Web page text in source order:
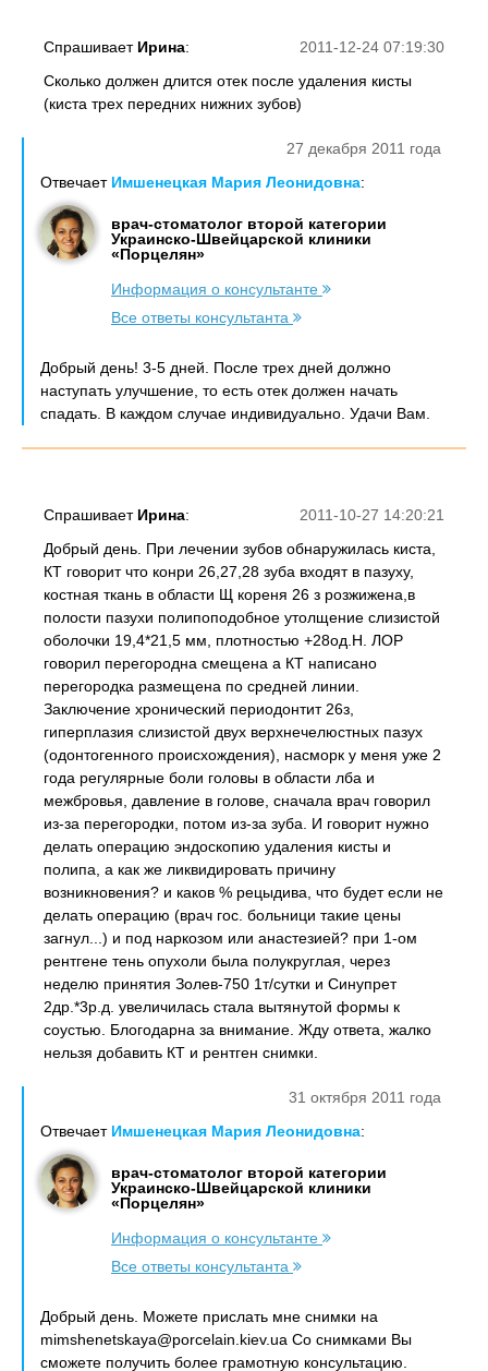
2011-12-24 07:19:30
Спрашивает Ирина:
Сколько должен длится отек после удаления кисты
(киста трех передних нижних зубов)
27 декабря 2011 года
Отвечает Имшенецкая Мария Леонидовна:
врач-стоматолог второй категории
Украинско-Швейцарской клиники
«Порцелян»
Информация о консультанте
Все ответы консультанта
Добрый день! 3-5 дней. После трех дней должно
наступать улучшение, то есть отек должен начать
спадать. В каждом случае индивидуально. Удачи Вам.
2011-10-27 14:20:21
Спрашивает Ирина:
Добрый день. При лечении зубов обнаружилась киста,
КТ говорит что конри 26,27,28 зуба входят в пазуху,
костная ткань в области Щ кореня 26 з розжижена,в
полости пазухи полипоподобное утолщение слизистой
оболочки 19,4*21,5 мм, плотностью +28од.Н. ЛОР
говорил перегородна смещена а КТ написано
перегородка размещена по средней линии.
Заключение хронический периодонтит 26з,
гиперплазия слизистой двух верхнечелюстных пазух
(одонтогенного происхождения), насморк у меня уже 2
года регулярные боли головы в области лба и
межбровья, давление в голове, сначала врач говорил
из-за перегородки, потом из-за зуба. И говорит нужно
делать операцию эндоскопию удаления кисты и
полипа, а как же ликвидировать причину
возникновения? и каков % рецыдива, что будет если не
делать операцию (врач гос. больници такие цены
загнул...) и под наркозом или анастезией? при 1-ом
рентгене тень опухоли была полукруглая, через
неделю принятия Золев-750 1т/сутки и Синупрет
2др.*3р.д. увеличилась стала вытянутой формы к
соустью. Блогодарна за внимание. Жду ответа, жалко
нельзя добавить КТ и рентген снимки.
31 октября 2011 года
Отвечает Имшенецкая Мария Леонидовна:
врач-стоматолог второй категории
Украинско-Швейцарской клиники
«Порцелян»
Информация о консультанте
Все ответы консультанта
Добрый день. Можете прислать мне снимки на
mimshenetskaya@porcelain.kiev.ua Со снимками Вы
сможете получить более грамотную консультацию.